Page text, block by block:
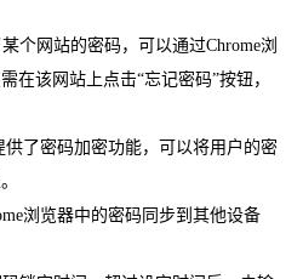
个网站的密码，可以通过Chrome浏
在该网站上点击“忘记密码”按钮，
供了密码加密功能，可以将用户的密
浏览器中的密码同步到其他设备